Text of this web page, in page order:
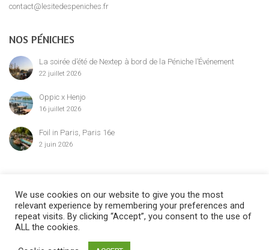
contact@lesitedespeniches.fr
NOS PÉNICHES
La soirée d’été de Nextep à bord de la Péniche l’Événement
22 juillet 2026
Oppic x Henjo
16 juillet 2026
Foil in Paris, Paris 16e
2 juin 2026
©2024 Le Site des Péniches,privatisation, location et réservation des
We use cookies on our website to give you the most
relevant experience by remembering your preferences and
repeat visits. By clicking “Accept”, you consent to the use of
ALL the cookies.